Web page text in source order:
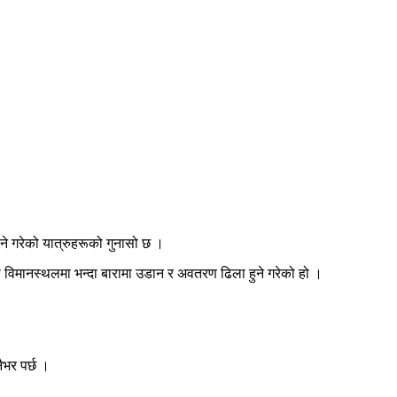
गरेको यात्रुहरूको गुनासो छ ।
भन्दा बारामा उडान र अवतरण ढिला हुने गरेको हो ।
पर्छ ।